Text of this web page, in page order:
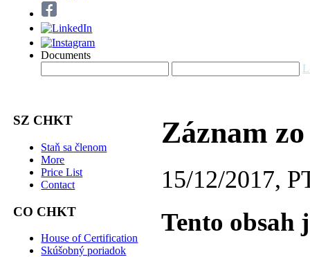
Documents
SZ CHKT
Staň sa členom
More
Price List
Contact
CO CHKT
House of Certification
Skúšobný poriadok
Záznam
15/12/2017,
Tento obsah